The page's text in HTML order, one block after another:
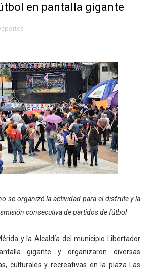
dicta taller gratuito de electrónica
el Lacto grado para promover el
económico con taller de
alianzas e impulsa la economía
de Mérida sembraron 110
Social fortalecen la atención
Venezuela Renace en el
eléctrica para fortalecer la atención
espacios del OAN para la
en el marco del Encuentro LAGO
con plan de asfaltado
en pantalla gigante
se organizó la actividad para el disfrute y la
consecutiva de partidos de fútbol
y la Alcaldía del municipio Libertador
gigante y organizaron diversas
culturales y recreativas en la plaza Las